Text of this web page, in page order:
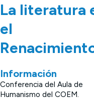
La literatura
el
Información
Conferencia del Aula de
Humanismo del COEM.